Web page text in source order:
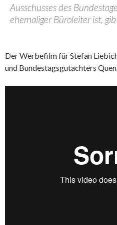
Ausschusses des
ehemaliger Büroleiter ist,
Der Werbefilm für Stefan
und Bundestagsgutachters